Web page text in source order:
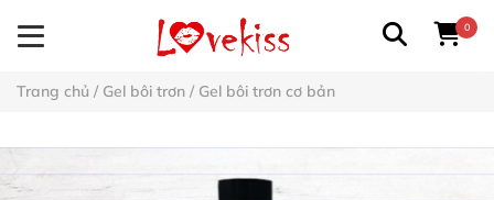
0
Trang chủ / Gel bôi trơn / Gel bôi trơn cơ bản